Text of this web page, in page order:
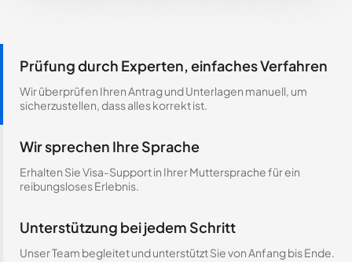
Prüfung durch Experten, einfaches Verfahren
Wir überprüfen Ihren Antrag und Unterlagen manuell, um
sicherzustellen, dass alles korrekt ist.
Wir sprechen Ihre Sprache
Erhalten Sie Visa-Support in Ihrer Muttersprache für ein
reibungsloses Erlebnis.
Unterstützung bei jedem Schritt
Unser Team begleitet und unterstützt Sie von Anfang bis Ende.